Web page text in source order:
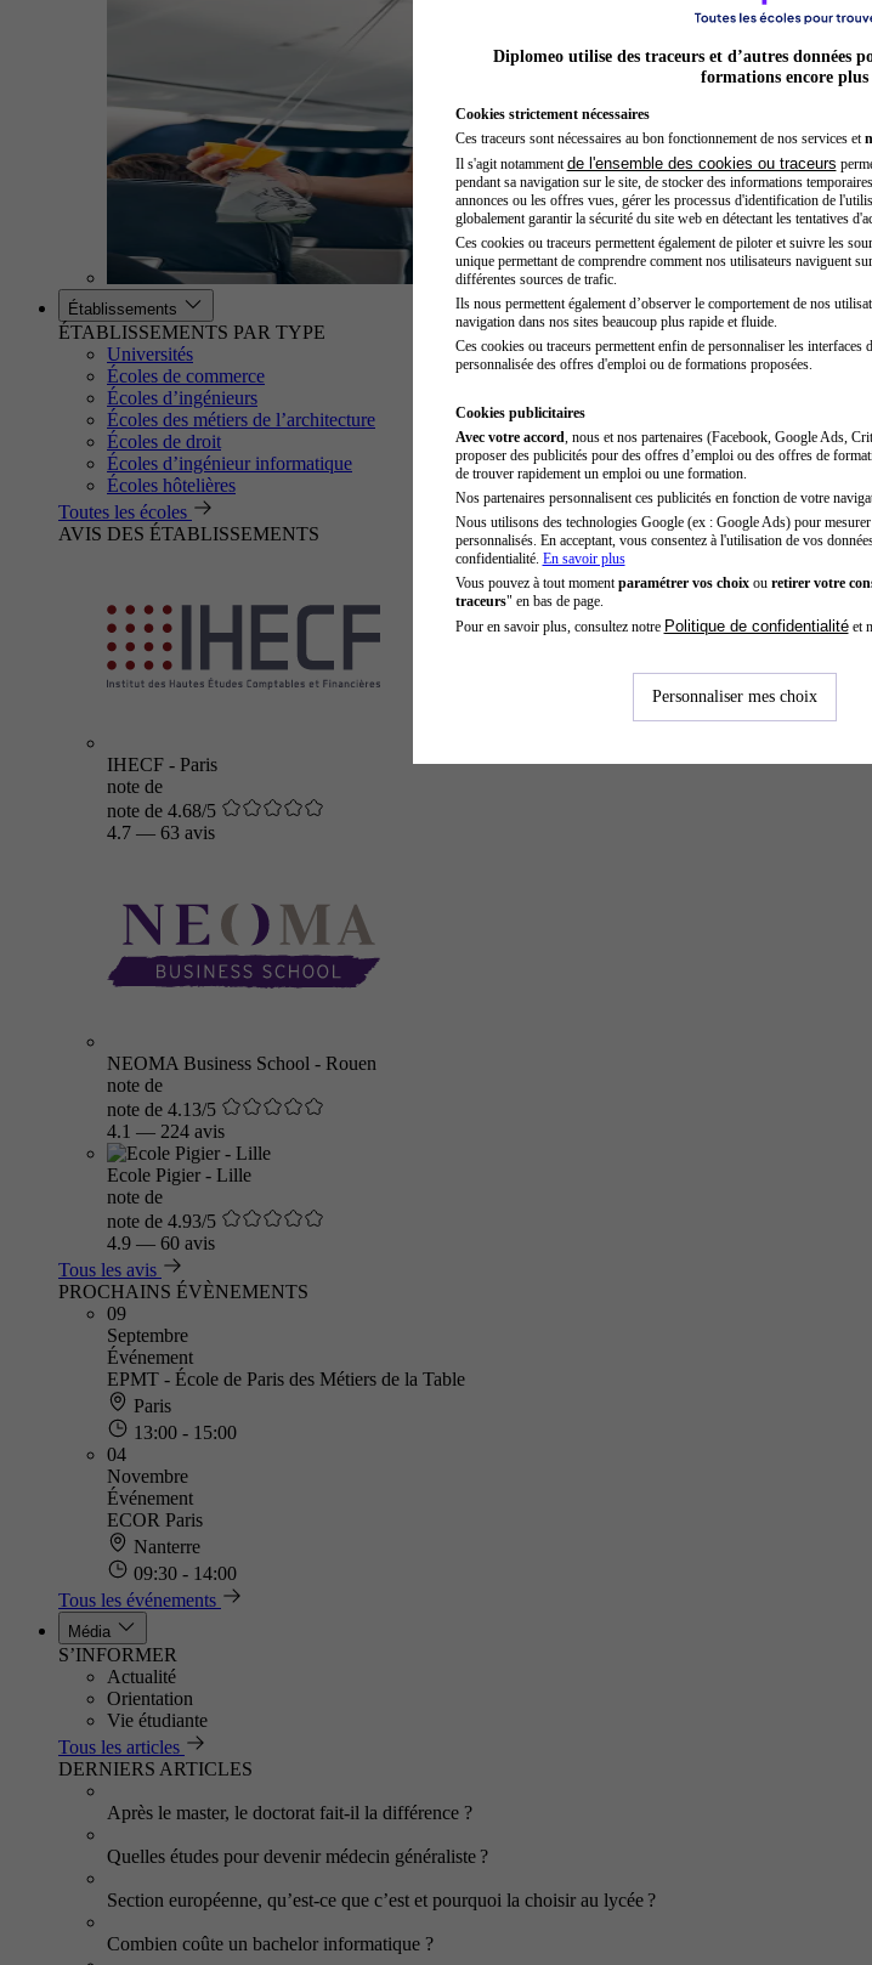
Établissements
ÉTABLISSEMENTS PAR TYPE
Universités
Écoles de commerce
Écoles d’ingénieurs
Écoles des métiers de l’architecture
Écoles de droit
Écoles d’ingénieur informatique
Écoles hôtelières
Toutes les écoles
AVIS DES ÉTABLISSEMENTS
IHECF - Paris
note de
note de 4.68/5
4.7 — 63 avis
NEOMA Business School - Rouen
note de
note de 4.13/5
4.1 — 224 avis
Ecole Pigier - Lille
note de
note de 4.93/5
4.9 — 60 avis
Tous les avis
PROCHAINS ÉVÈNEMENTS
09
Septembre
Événement
EPMT - École de Paris des Métiers de la Table
Paris
13:00 - 15:00
04
Novembre
Événement
ECOR Paris
Nanterre
09:30 - 14:00
Tous les événements
Média
S’INFORMER
Actualité
Orientation
Vie étudiante
Tous les articles
DERNIERS ARTICLES
Après le master, le doctorat fait-il la différence ?
Quelles études pour devenir médecin généraliste ?
Section européenne, qu’est-ce que c’est et pourquoi la choisir au lycée ?
Combien coûte un bachelor informatique ?
Diplomeo utilise des traceurs et d’autres données
formations encore plus
Cookies strictement nécessaires
Ces traceurs sont nécessaires au bon fonctionnement de nos services et
Il s'agit notamment de l'ensemble des cookies ou traceurs
pendant sa navigation sur le site, de stocker des informations
annonces ou les offres vues, gérer les processus d'identification de
globalement garantir la sécurité du site web en détectant les tentatives
Ces cookies ou traceurs permettent également de piloter et suivre les
unique permettant de comprendre comment nos utilisateurs naviguent
différentes sources de trafic.
Ils nous permettent également d’observer le comportement de nos
navigation dans nos sites beaucoup plus rapide et fluide.
Ces cookies ou traceurs permettent enfin de personnaliser les interfaces
personnalisée des offres d'emploi ou de formations proposées.
Cookies publicitaires
Avec votre accord , nous et nos partenaires (Facebook, Google Ads,
proposer des publicités pour des offres d’emploi ou des offres de
de trouver rapidement un emploi ou une formation.
Nos partenaires personnalisent ces publicités en fonction de votre
Nous utilisons des technologies Google (ex : Google Ads) pour
personnalisés. En acceptant, vous consentez à l'utilisation de vos
confidentialité. En savoir plus
Vous pouvez à tout moment paramétrer vos choixou retirer votre
traceurs" en bas de page.
Pour en savoir plus, consultez notre Politique de confidentialitéet
Personnaliser mes choix